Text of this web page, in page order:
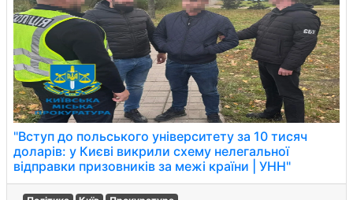
"Вступ до польського університету за 10 тисяч
доларів: у Києві викрили схему нелегальної
відправки призовників за межі країни | УНН"